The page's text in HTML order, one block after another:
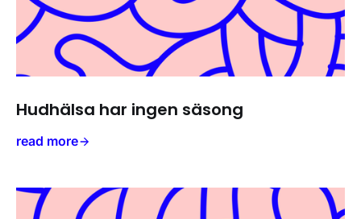
Hudhälsa har ingen säsong
read more